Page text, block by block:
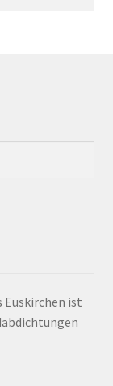
Euskirchen ist